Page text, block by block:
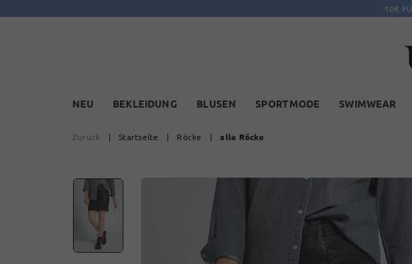
10€
NEU BEKLEIDUNG BLUSEN SPORTMODE SWIMWEAR
Zurück | Startseite | Röcke | alle Röcke